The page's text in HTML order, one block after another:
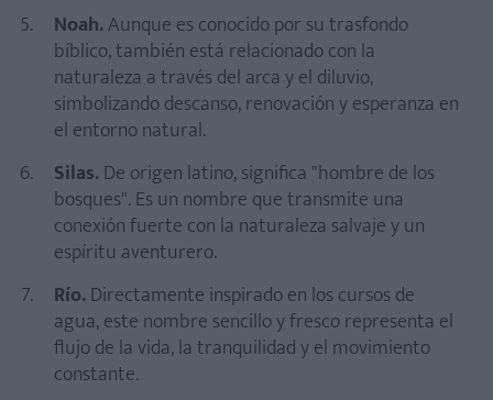
Noah.Aunque es conocido por su trasfondo
bíblico, también está relacionado con la
naturaleza a través del arca y el diluvio,
simbolizando descanso, renovación y esperanza en
el entorno natural.
Silas.De origen latino, significa "hombre de los
bosques". Es un nombre que transmite una
conexión fuerte con la naturaleza salvaje y un
espíritu aventurero.
Río.Directamente inspirado en los cursos de
agua, este nombre sencillo y fresco representa el
flujo de la vida, la tranquilidad y el movimiento
constante.